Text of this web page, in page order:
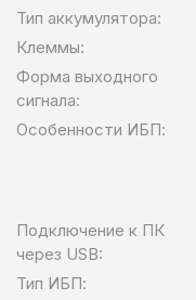
Тип аккумулятора:
Клеммы:
Форма выходного
сигнала:
Особенности ИБП:
Подключение к ПК
через USB:
Тип ИБП: